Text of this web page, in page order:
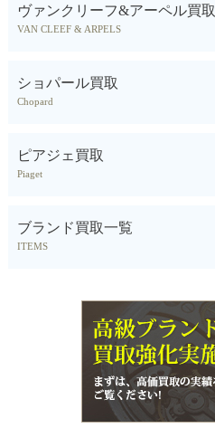
ヴァンクリーフ&アーペル買取
VAN CLEEF & ARPELS
ショパール買取
Chopard
ピアジェ買取
Piaget
ブランド買取一覧
ITEMS